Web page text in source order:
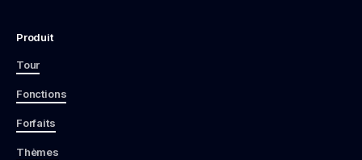
Produit
Tour
Fonctions
Forfaits
Thèmes